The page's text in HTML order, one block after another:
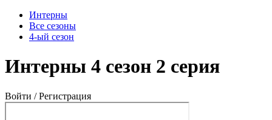
Интерны
Все сезоны
4-ый сезон
Интерны 4 сезон 2 серия
Войти / Регистрация